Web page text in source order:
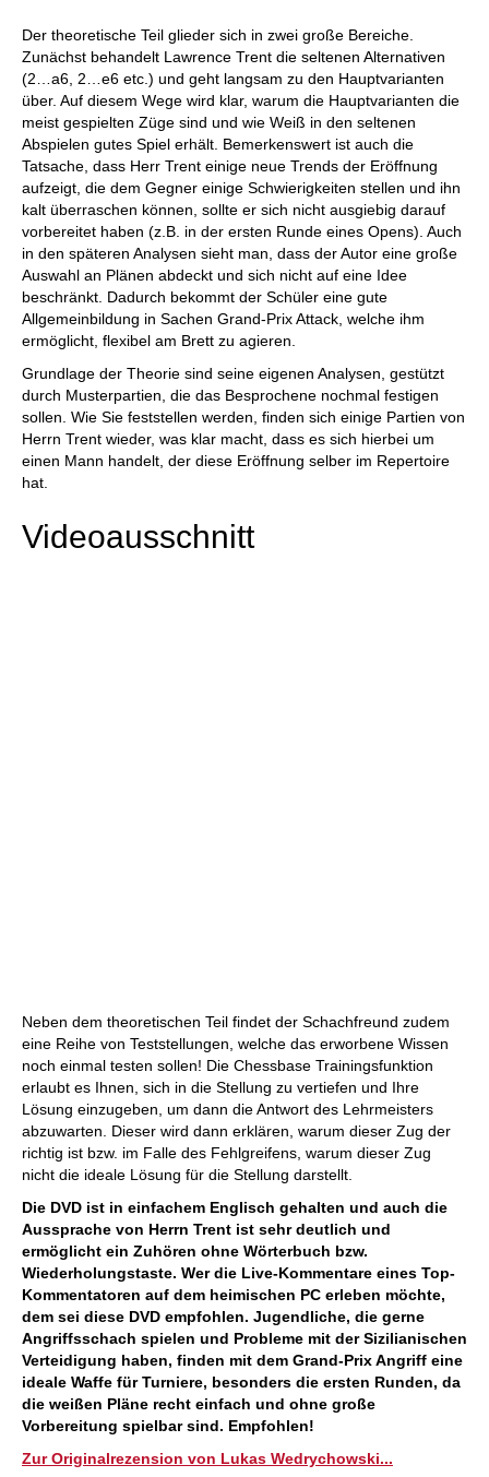
Der theoretische Teil glieder sich in zwei große Bereiche.
Zunächst behandelt Lawrence Trent die seltenen Alternativen
(2…a6, 2…e6 etc.) und geht langsam zu den Hauptvarianten
über. Auf diesem Wege wird klar, warum die Hauptvarianten die
meist gespielten Züge sind und wie Weiß in den seltenen
Abspielen gutes Spiel erhält. Bemerkenswert ist auch die
Tatsache, dass Herr Trent einige neue Trends der Eröffnung
aufzeigt, die dem Gegner einige Schwierigkeiten stellen und ihn
kalt überraschen können, sollte er sich nicht ausgiebig darauf
vorbereitet haben (z.B. in der ersten Runde eines Opens). Auch
in den späteren Analysen sieht man, dass der Autor eine große
Auswahl an Plänen abdeckt und sich nicht auf eine Idee
beschränkt. Dadurch bekommt der Schüler eine gute
Allgemeinbildung in Sachen Grand-Prix Attack, welche ihm
ermöglicht, flexibel am Brett zu agieren.
Grundlage der Theorie sind seine eigenen Analysen, gestützt
durch Musterpartien, die das Besprochene nochmal festigen
sollen. Wie Sie feststellen werden, finden sich einige Partien von
Herrn Trent wieder, was klar macht, dass es sich hierbei um
einen Mann handelt, der diese Eröffnung selber im Repertoire
hat.
Videoausschnitt
Neben dem theoretischen Teil findet der Schachfreund zudem
eine Reihe von Teststellungen, welche das erworbene Wissen
noch einmal testen sollen! Die Chessbase Trainingsfunktion
erlaubt es Ihnen, sich in die Stellung zu vertiefen und Ihre
Lösung einzugeben, um dann die Antwort des Lehrmeisters
abzuwarten. Dieser wird dann erklären, warum dieser Zug der
richtig ist bzw. im Falle des Fehlgreifens, warum dieser Zug
nicht die ideale Lösung für die Stellung darstellt.
Die DVD ist in einfachem Englisch gehalten und auch die
Aussprache von Herrn Trent ist sehr deutlich und
ermöglicht ein Zuhören ohne Wörterbuch bzw.
Wiederholungstaste. Wer die Live-Kommentare eines Top-
Kommentatoren auf dem heimischen PC erleben möchte,
dem sei diese DVD empfohlen. Jugendliche, die gerne
Angriffsschach spielen und Probleme mit der Sizilianischen
Verteidigung haben, finden mit dem Grand-Prix Angriff eine
ideale Waffe für Turniere, besonders die ersten Runden, da
die weißen Pläne recht einfach und ohne große
Vorbereitung spielbar sind. Empfohlen!
Zur Originalrezension von Lukas Wedrychowski...